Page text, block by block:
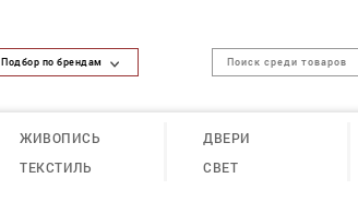
Подбор по брендам
ЖИВОПИСЬ
ТЕКСТИЛЬ
ДВЕРИ
СВЕТ